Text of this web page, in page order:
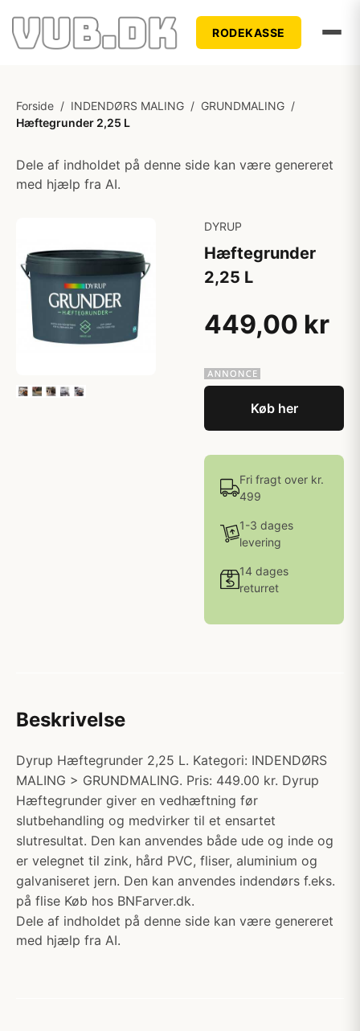
RODEKASSE
Forside / INDENDØRS MALING / GRUNDMALING /
Hæftegrunder 2,25 L
Dele af indholdet på denne side kan være genereret
med hjælp fra AI.
DYRUP
Hæftegrunder
2,25 L
449,00 kr
Køb her
Fri fragt over kr.
499
1-3 dages
levering
14 dages
returret
Beskrivelse
Dyrup Hæftegrunder 2,25 L. Kategori: INDENDØRS
MALING > GRUNDMALING. Pris: 449.00 kr. Dyrup
Hæftegrunder giver en vedhæftning før
slutbehandling og medvirker til et ensartet
slutresultat. Den kan anvendes både ude og inde og
er velegnet til zink, hård PVC, fliser, aluminium og
galvaniseret jern. Den kan anvendes indendørs f.eks.
på flise Køb hos BNFarver.dk.
Dele af indholdet på denne side kan være genereret
med hjælp fra AI.